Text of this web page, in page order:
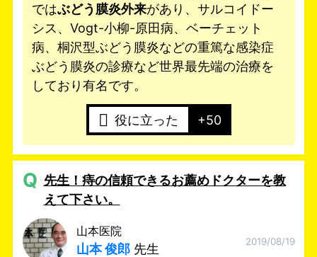
ではぶどう膜炎外来があり、サルコイドー
シス、Vogt-小柳-原田病、ベーチェット
病、桐沢型ぶどう膜炎などの重篤な感染症
ぶどう膜炎の診療など世界最先端の治療を
しており有名です。
役に立った +50
Q 先生！痔の信頼できるお薦めドクターを教
えて下さい。
山本医院
山本 俊郎 先生 2019/08/19